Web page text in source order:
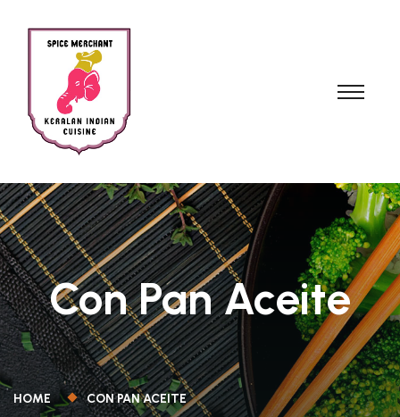
Con Pan Aceite
HOME CON PAN ACEITE